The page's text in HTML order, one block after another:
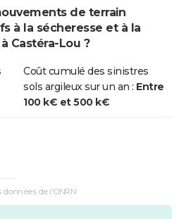
de terrain
à la sécheresse et à la
Castéra-Lou ?
Coût cumulé des sinistres
sols argileux sur un an : Entre
100 k€ et 500 k€
données de l'ONRN